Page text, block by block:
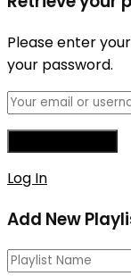
Please enter
your password.
Log In
Add New